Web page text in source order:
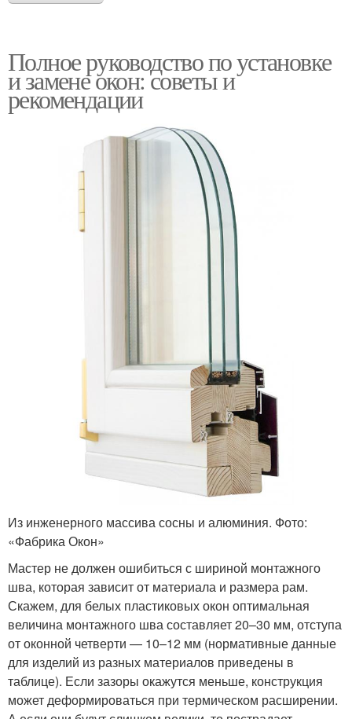
Полное руководство по установке
и замене окон: советы и
рекомендации
Из инженерного массива сосны и алюминия. Фото:
«Фабрика Окон»
Мастер не должен ошибиться с шириной монтажного
шва, которая зависит от материала и размера рам.
Скажем, для белых пластиковых окон оптимальная
величина монтажного шва составляет 20–30 мм, отступа
от оконной четверти — 10–12 мм (нормативные данные
для изделий из разных материалов приведены в
таблице). Если зазоры окажутся меньше, конструкция
может деформироваться при термическом расширении.